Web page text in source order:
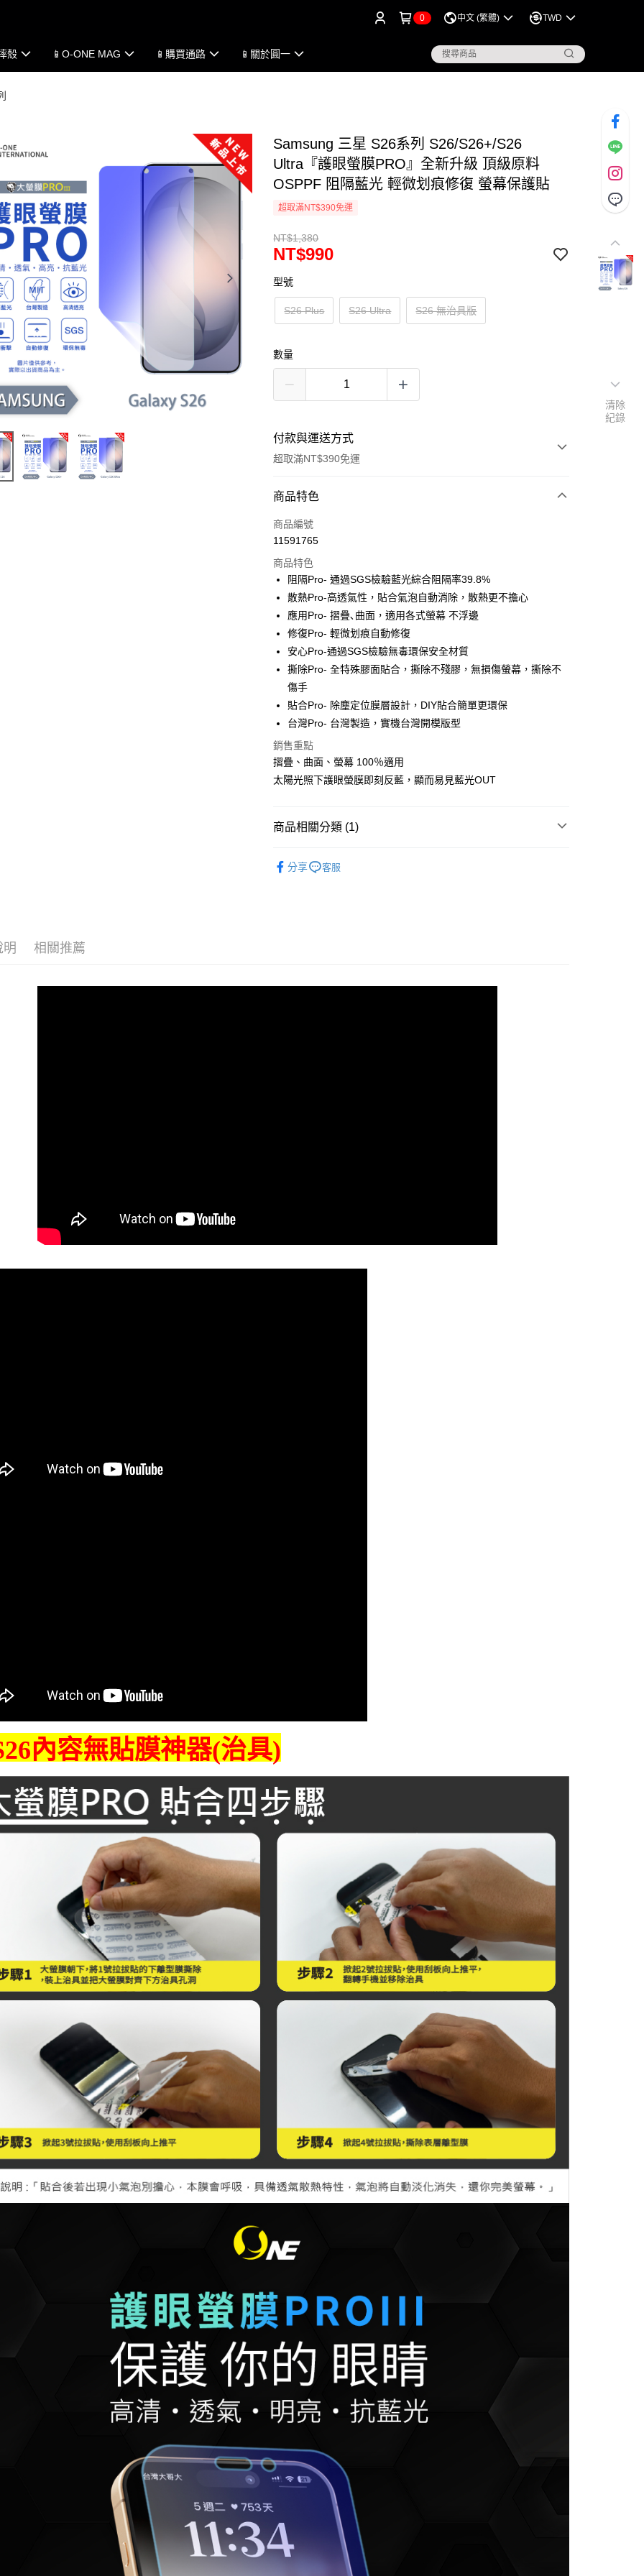
0 中文 (繁體) TWD
殼 📱O-ONE MAG 📱購買通路 📱關於圓一
Samsung 三星 S26系列 S26/S26+/S26
Ultra『護眼螢膜PRO』全新升級 頂級原料
OSPPF 阻隔藍光 輕微划痕修復 螢幕保護貼
超取滿NT$390免運
NT$1,380
NT$990
型號
S26 Plus S26 Ultra S26 無治具版
數量
付款與運送方式
超取滿NT$390免運
付款方式
信用卡一次付款
LINE Pay
Apple Pay
街口支付
悠遊付
全盈+PAY
運送方式
全家取貨付款
每筆NT$60，滿NT$390(含以上)免運費
每筆NT$60，滿NT$390(含以上)免運費
每筆NT$55，滿NT$390(含以上)免運費
商品特色
商品編號
11591765
商品特色
阻隔Pro- 通過SGS檢驗藍光綜合阻隔率39.8%
散熱Pro-高透氣性，貼合氣泡自動消除，散熱更不擔心
應用Pro- 摺疊､曲面，適用各式螢幕 不浮邊
修復Pro- 輕微划痕自動修復
安心Pro-通過SGS檢驗無毒環保安全材質
撕除Pro- 全特殊膠面貼合，撕除不殘膠，無損傷螢幕，撕除不
傷手
貼合Pro- 除塵定位膜層設計，DIY貼合簡單更環保
台灣Pro- 台灣製造，實機台灣開模版型
銷售重點
摺疊、曲面、螢幕 100％適用
太陽光照下護眼螢膜即刻反藍，顯而易見藍光OUT
商品相關分類 (1)
分享
客服
明 相關推薦
內容無貼膜神器(治具)
清除
紀錄